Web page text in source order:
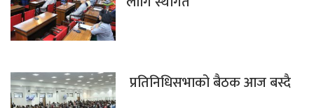
प्रतिनिधिसभाको बैठक आज बस्दै